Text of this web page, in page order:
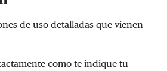
de uso detalladas que vienen
como te indique tu